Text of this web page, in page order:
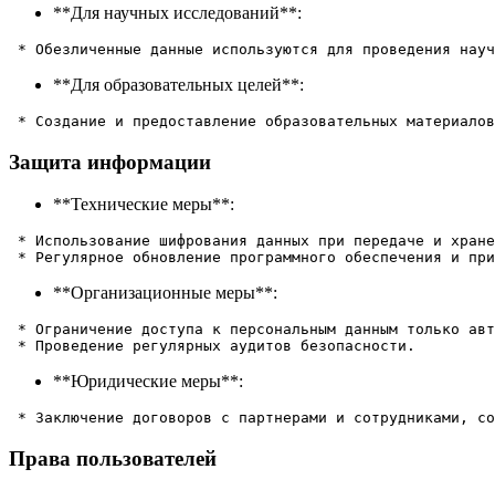
**Для научных исследований**:
**Для образовательных целей**:
Защита информации
**Технические меры**:
* Использование шифрования данных при передаче и
**Организационные меры**:
* Ограничение доступа к персональным данным только
**Юридические меры**:
Права пользователей